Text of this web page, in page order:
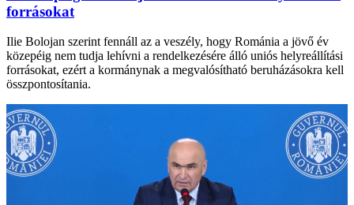
forrásokat
Ilie Bolojan szerint fennáll az a veszély, hogy Románia a jövő év
közepéig nem tudja lehívni a rendelkezésére álló uniós helyreállítási
forrásokat, ezért a kormánynak a megvalósítható beruházásokra kell
összpontosítania.